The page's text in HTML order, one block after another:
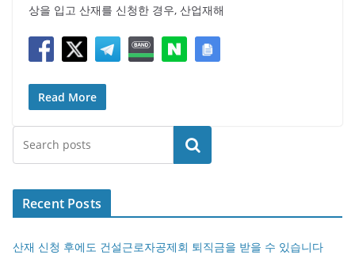
상을 입고 산재를 신청한 경우, 산업재해
Read More
검색
Recent Posts
산재 신청 후에도 건설근로자공제회 퇴직금을 받을 수 있습니다